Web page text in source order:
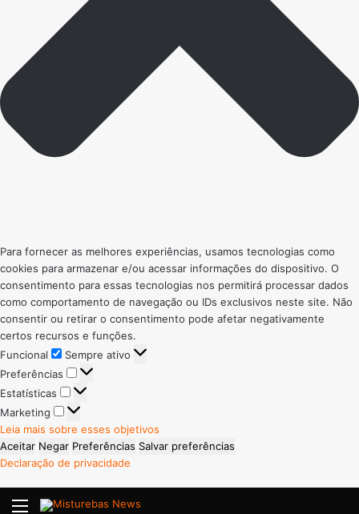
Para fornecer as melhores experiências, usamos tecnologias como
cookies para armazenar e/ou acessar informações do dispositivo. O
consentimento para essas tecnologias nos permitirá processar dados
como comportamento de navegação ou IDs exclusivos neste site. Não
consentir ou retirar o consentimento pode afetar negativamente
certos recursos e funções.
Funcional
Funcional
Sempre ativo
Preferências
Preferências
Estatísticas
Estatísticas
Marketing
Marketing
Leia mais sobre esses objetivos
Aceitar Negar Preferências Salvar preferências
Declaração de privacidade
Menu